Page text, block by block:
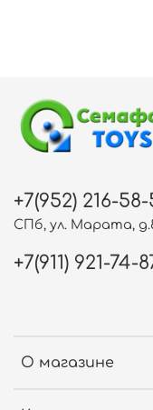
О магазине
+7(952) 216-
СПб, ул. Марата,
+7(911) 921-74-